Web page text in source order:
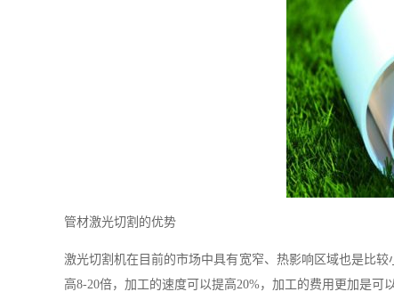
管材激光切割的优势
激光切割机在目前的市场中具有宽窄、热影响区域也是比
高8-20倍，加工的速度可以提高20%，加工的费用更加是可